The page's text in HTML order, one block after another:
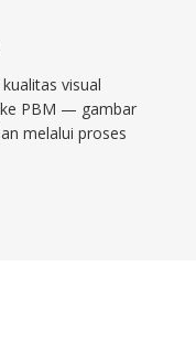
visual
ke PBM — gambar
melalui proses